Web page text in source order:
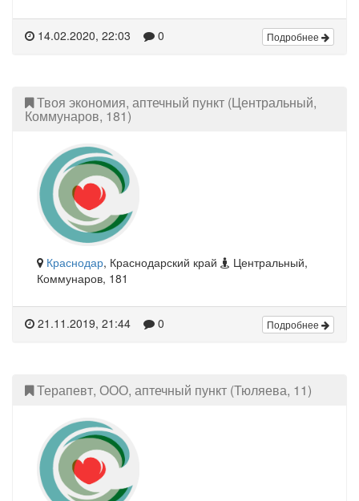
14.02.2020, 22:03 0 Подробнее
Твоя экономия, аптечный пункт (Центральный,
Коммунаров, 181)
Краснодар, Краснодарский край
Центральный,
Коммунаров, 181
21.11.2019, 21:44 0 Подробнее
Терапевт, ООО, аптечный пункт (Тюляева, 11)